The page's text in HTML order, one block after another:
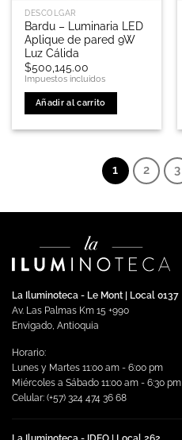
DESCOLGAR
Bardu – Luminaria LED
Aplique de pared 9W
Luz Cálida
$500,145.00
Impuestos incluidos
Añadir al carrito
1 2 3
La Iluminoteca - Le Mont | Local 0137
Av. Las Palmas Km 15 +990
Envigado, Antioquia
Horario:
Lunes y Martes 11:00 am - 6:00 pm
Miércoles a Sábado 11:00 am - 6:30 pm
Celular: (+57) 324 474 36 68